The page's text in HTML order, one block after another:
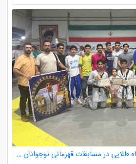
قهرمانی نوجوانان باشگاه طلایی در مسابقات قهرمانی نوجوانان تکواندو استان گیلان